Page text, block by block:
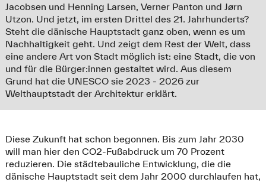
Jacobsen und Henning Larsen, Verner Panton und Jørn
Utzon. Und jetzt, im ersten Drittel des 21. Jahrhunderts?
Steht die dänische Hauptstadt ganz oben, wenn es um
Nachhaltigkeit geht. Und zeigt dem Rest der Welt, dass
eine andere Art von Stadt möglich ist: eine Stadt, die von
und für die Bürger:innen gestaltet wird. Aus diesem
Grund hat die UNESCO sie 2023 - 2026 zur
Welthauptstadt der Architektur erklärt.
Diese Zukunft hat schon begonnen. Bis zum Jahr 2030
will man hier den CO2-Fußabdruck um 70 Prozent
reduzieren. Die städtebauliche Entwicklung, die die
dänische Hauptstadt seit dem Jahr 2000 durchlaufen hat,